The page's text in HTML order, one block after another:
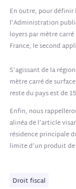
En outre, pour
l’Administration
loyers par mètre
France, le second
S’agissant de la
mètre carré de
reste du pays est de
Enfin, nous
alinéa de l’article
résidence principale
limite d’un produit
Droit fiscal